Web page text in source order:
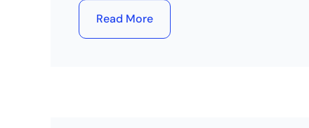
Read More